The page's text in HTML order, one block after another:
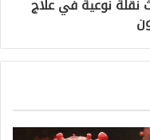
نقلة نوعية في علاج